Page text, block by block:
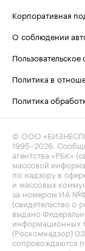
Корпоративная
О соблюдении
Политика в
Политика
© ООО
1995–2026 .
агентства «РБК»
массовой
по надзору в
и массовых
за номером ИА
(свидетельство о
выдано
информационных
(Роскомнадзор)
сопровождаются